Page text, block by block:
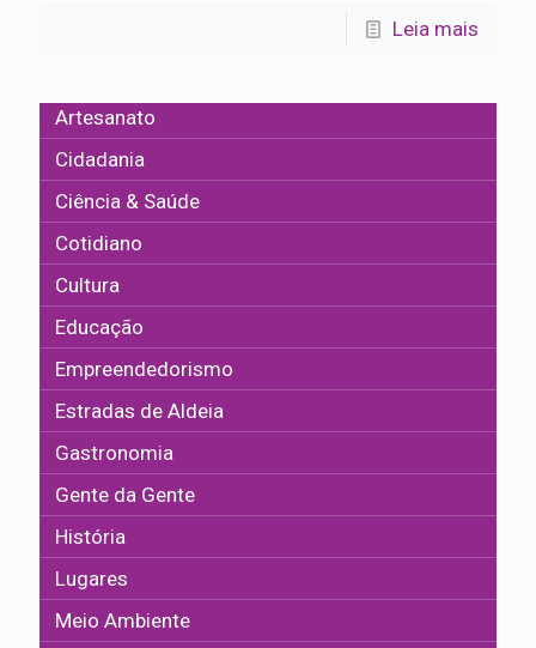
Leia mais
Artesanato
Cidadania
Ciência & Saúde
Cotidiano
Cultura
Educação
Empreendedorismo
Estradas de Aldeia
Gastronomia
Gente da Gente
História
Lugares
Meio Ambiente